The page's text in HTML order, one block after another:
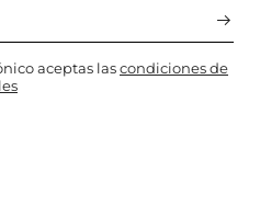
aceptas lascondiciones de